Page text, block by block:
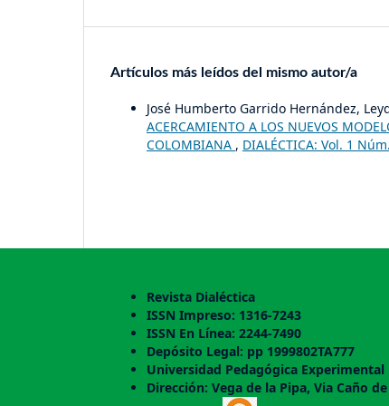
Artículos más leídos del mismo autor/a
José Humberto Garrido Hernández,
ACERCAMIENTO A LOS NUEVOS
COLOMBIANA , DIALÉCTICA: Vol. 1
Revista Dialéctica
ISSN Impreso: 1316-7243
ISSN En Línea: 2244-7490
Depósito Legal: pp 1999802TA777
Universidad Pedagógica
Dirección: Vega de la Pipa, Via Caño